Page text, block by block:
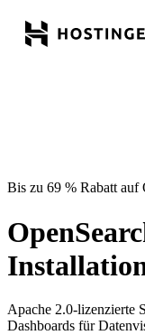
Bis zu 69 % Rabatt auf
Apache 2.0-lizenzierte
Dashboards für